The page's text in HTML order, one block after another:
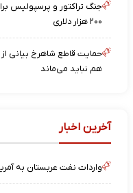
جنگ تراکتور و پرسپولیس
۲۰۰ هزار دلاری
حمایت قاطع شاهرخ بیانی از
هم نباید می‌ماند
آخرین اخبار
واردات نفت عربستان به